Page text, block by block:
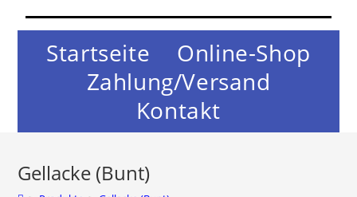
Startseite
Online-Shop
Zahlung/Versand
Kontakt
Gellacke (Bunt)